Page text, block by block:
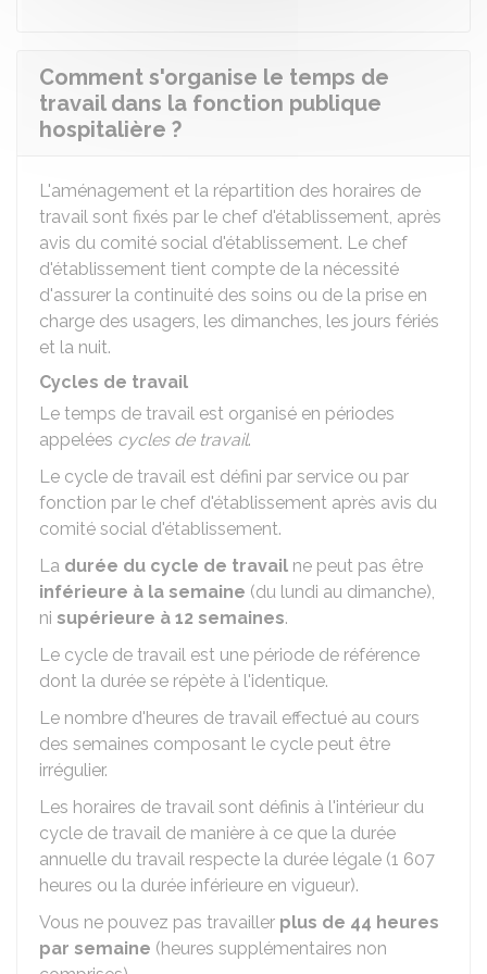
Comment s'organise le temps de
travail dans la fonction publique
hospitalière ?
L'aménagement et la répartition des horaires de
travail sont fixés par le chef d'établissement, après
avis du comité social d'établissement. Le chef
d'établissement tient compte de la nécessité
d'assurer la continuité des soins ou de la prise en
charge des usagers, les dimanches, les jours fériés
et la nuit.
Cycles de travail
Le temps de travail est organisé en périodes
appelées cycles de travail.
Le cycle de travail est défini par service ou par
fonction par le chef d'établissement après avis du
comité social d'établissement.
La durée du cycle de travail ne peut pas être
inférieure à la semaine (du lundi au dimanche),
ni supérieure à 12 semaines.
Le cycle de travail est une période de référence
dont la durée se répète à l'identique.
Le nombre d'heures de travail effectué au cours
des semaines composant le cycle peut être
irrégulier.
Les horaires de travail sont définis à l'intérieur du
cycle de travail de manière à ce que la durée
annuelle du travail respecte la durée légale (1 607
heures ou la durée inférieure en vigueur).
Vous ne pouvez pas travailler plus de 44 heures
par semaine (heures supplémentaires non